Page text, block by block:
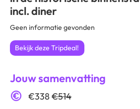
incl. diner
Geen informatie gevonden
Bekijk deze Tripdeal!
Jouw samenvatting
€338 €514